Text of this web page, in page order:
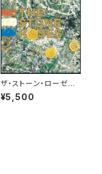
ザ・ストーン・ローゼズ
- ザ・ストーン・ローゼ
ズ(LP)
¥5,500